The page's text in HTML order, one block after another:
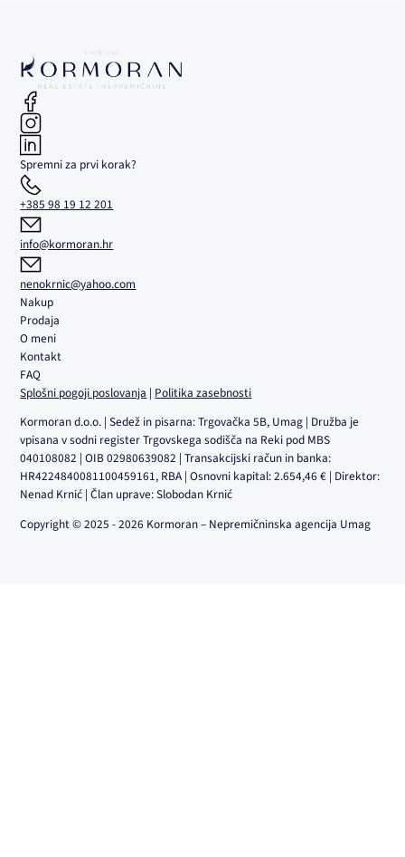
Spremni za prvi korak?
+385 98 19 12 201
info@kormoran.hr
nenokrnic@yahoo.com
Nakup
Prodaja
O meni
Kontakt
FAQ
Splošni pogoji poslovanja | Politika zasebnosti
Kormoran d.o.o. | Sedež in pisarna: Trgovačka 5B, Umag | Družba je
vpisana v sodni register Trgovskega sodišča na Reki pod MBS
040108082 | OIB 02980639082 | Transakcijski račun in banka:
HR4224840081100459161, RBA | Osnovni kapital: 2.654,46 € | Direktor:
Nenad Krnić | Član uprave: Slobodan Krnić
Copyright © 2025 - 2026 Kormoran – Nepremičninska agencija Umag